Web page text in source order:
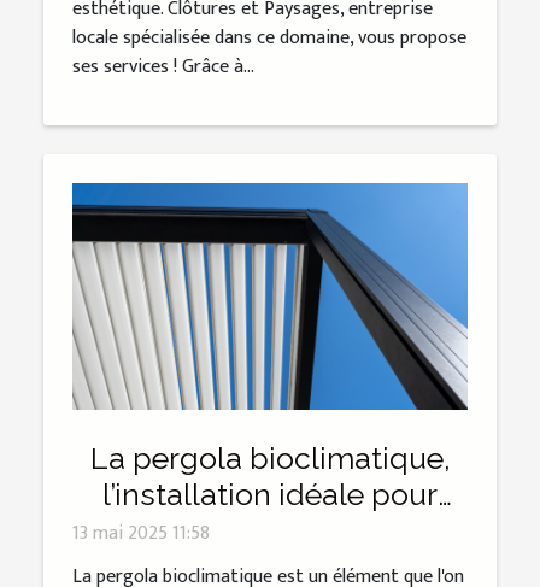
esthétique. Clôtures et Paysages, entreprise
locale spécialisée dans ce domaine, vous propose
ses services ! Grâce à...
La pergola bioclimatique,
l’installation idéale pour
profiter de l’été à Narbonne !
13 mai 2025 11:58
La pergola bioclimatique est un élément que l'on